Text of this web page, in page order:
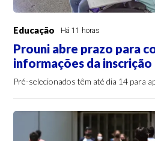
Educação Há 11 horas
Prouni abre prazo para
informações da inscrição
Pré-selecionados têm até dia 14 para